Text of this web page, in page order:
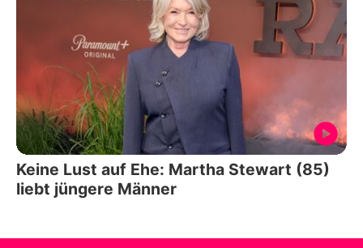
Keine Lust auf Ehe: Martha Stewart (85)
liebt jüngere Männer